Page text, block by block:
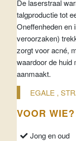
De laserstraal
talgproductie tot
Oneffenheden en
veroorzaken)
zorgt voor acné,
waardoor de huid
aanmaakt.
EGALE ,
VOOR WIE?
Jong en oud